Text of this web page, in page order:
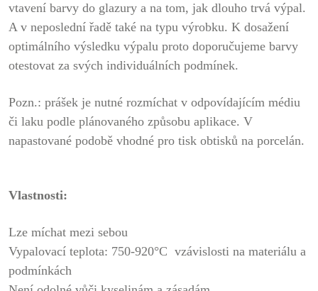
vtavení barvy do glazury a na tom, jak dlouho trvá výpal.
A v neposlední řadě také na typu výrobku. K dosažení
optimálního výsledku výpalu proto doporučujeme barvy
otestovat za svých individuálních podmínek.
Pozn.: prášek je nutné rozmíchat v odpovídajícím médiu
či laku podle plánovaného způsobu aplikace. V
napastované podobě vhodné pro tisk obtisků na porcelán.
Vlastnosti:
Lze míchat mezi sebou
Vypalovací teplota: 750-920°C vzávislosti na materiálu a
podmínkách